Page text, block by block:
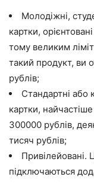
Молодіжні,
картки,
тому великим
такий продукт, ви
рублів;
Стандартні або
картки,
300000 рублів,
тисяч рублів;
Привілейовані.
підключаються